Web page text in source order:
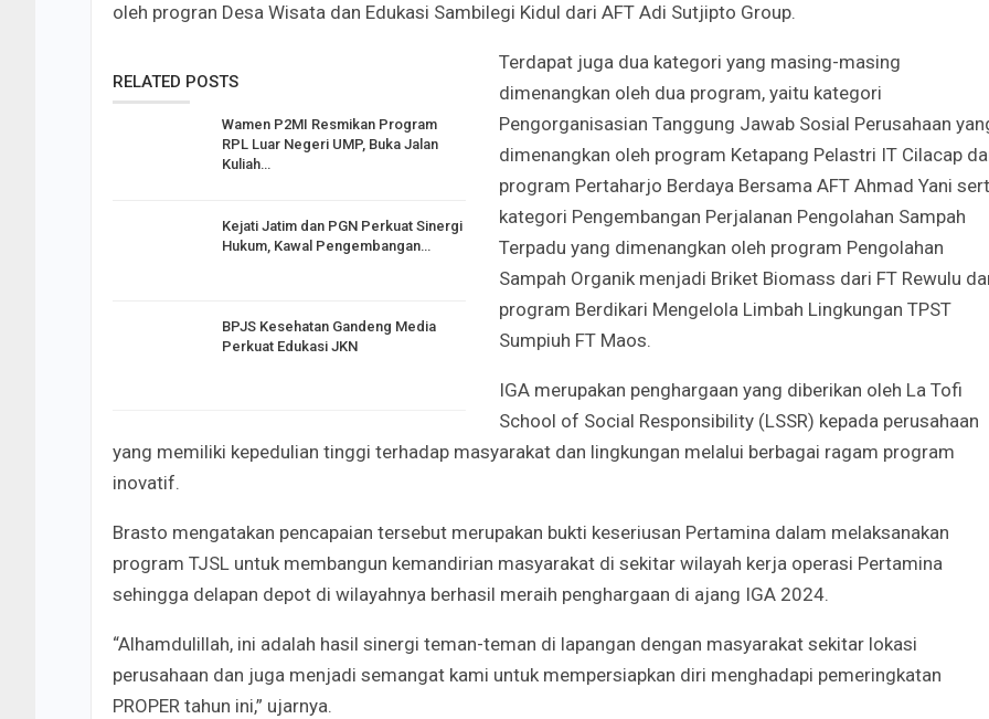
oleh progran Desa Wisata dan Edukasi Sambilegi Kidul dari AFT Adi Sutjipto Group.
RELATED POSTS
Wamen P2MI Resmikan Program
RPL Luar Negeri UMP, Buka Jalan
Kuliah…
Kejati Jatim dan PGN Perkuat Sinergi
Hukum, Kawal Pengembangan…
BPJS Kesehatan Gandeng Media
Perkuat Edukasi JKN
Terdapat juga dua kategori yang masing-masing
dimenangkan oleh dua program, yaitu kategori
Pengorganisasian Tanggung Jawab Sosial Perusahaan
dimenangkan oleh program Ketapang Pelastri IT Cilacap
program Pertaharjo Berdaya Bersama AFT Ahmad Yani
kategori Pengembangan Perjalanan Pengolahan Sampah
Terpadu yang dimenangkan oleh program Pengolahan
Sampah Organik menjadi Briket Biomass dari FT Rewulu
program Berdikari Mengelola Limbah Lingkungan TPST
Sumpiuh FT Maos.
IGA merupakan penghargaan yang diberikan oleh La Tofi
School of Social Responsibility (LSSR) kepada perusahaan
yang memiliki kepedulian tinggi terhadap masyarakat dan lingkungan melalui berbagai ragam program
inovatif.
Brasto mengatakan pencapaian tersebut merupakan bukti keseriusan Pertamina dalam melaksanakan
program TJSL untuk membangun kemandirian masyarakat di sekitar wilayah kerja operasi Pertamina
sehingga delapan depot di wilayahnya berhasil meraih penghargaan di ajang IGA 2024.
“Alhamdulillah, ini adalah hasil sinergi teman-teman di lapangan dengan masyarakat sekitar lokasi
perusahaan dan juga menjadi semangat kami untuk mempersiapkan diri menghadapi pemeringkatan
PROPER tahun ini,” ujarnya.